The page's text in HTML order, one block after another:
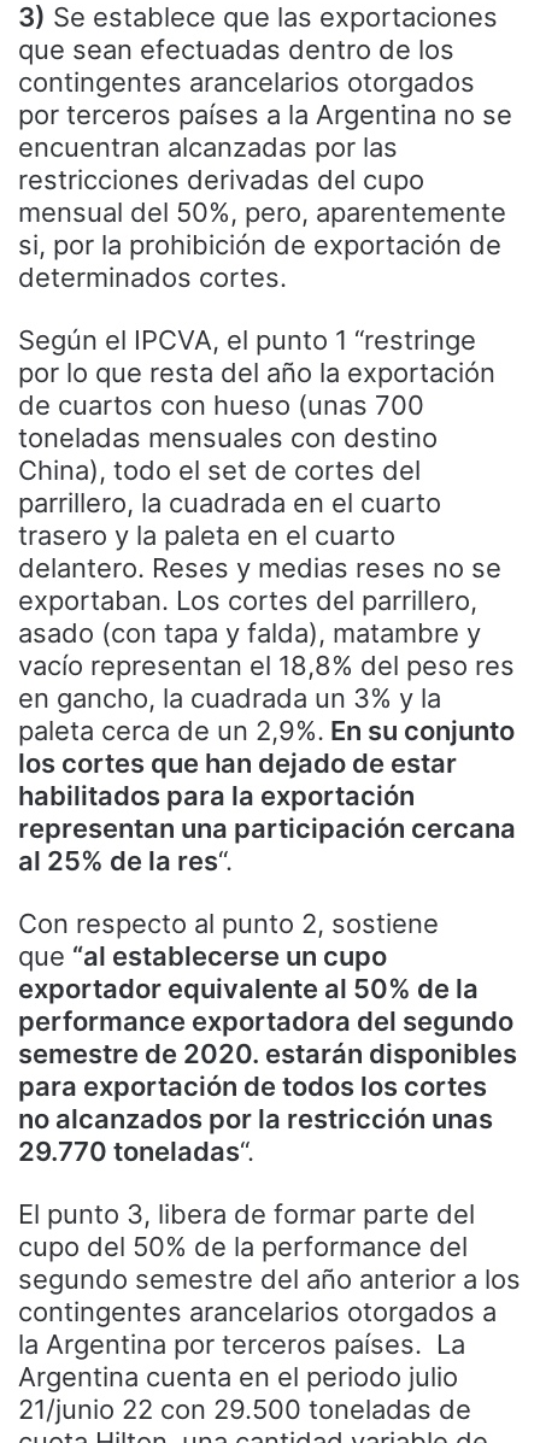
3) Se establece que las exportaciones
que sean efectuadas dentro de los
contingentes arancelarios otorgados
por terceros países a la Argentina no se
encuentran alcanzadas por las
restricciones derivadas del cupo
mensual del 50%, pero, aparentemente
si, por la prohibición de exportación de
determinados cortes.
Según el IPCVA, el punto 1 “restringe
por lo que resta del año la exportación
de cuartos con hueso (unas 700
toneladas mensuales con destino
China), todo el set de cortes del
parrillero, la cuadrada en el cuarto
trasero y la paleta en el cuarto
delantero. Reses y medias reses no se
exportaban. Los cortes del parrillero,
asado (con tapa y falda), matambre y
vacío representan el 18,8% del peso res
en gancho, la cuadrada un 3% y la
paleta cerca de un 2,9%. En su conjunto
los cortes que han dejado de estar
habilitados para la exportación
representan una participación cercana
al 25% de la res“.
Con respecto al punto 2, sostiene
que “al establecerse un cupo
exportador equivalente al 50% de la
performance exportadora del segundo
semestre de 2020. estarán disponibles
para exportación de todos los cortes
no alcanzados por la restricción unas
29.770 toneladas“.
El punto 3, libera de formar parte del
cupo del 50% de la performance del
segundo semestre del año anterior a los
contingentes arancelarios otorgados a
la Argentina por terceros países. La
Argentina cuenta en el periodo julio
21/junio 22 con 29.500 toneladas de